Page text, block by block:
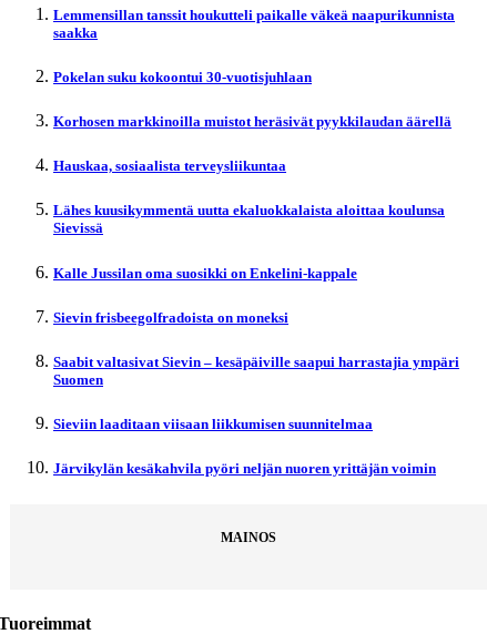
Lemmensillan tanssit houkutteli paikalle väkeä naapurikunnista
saakka
Pokelan suku kokoontui 30-vuotisjuhlaan
Korhosen markkinoilla muistot heräsivät pyykkilaudan äärellä
Hauskaa, sosiaalista terveysliikuntaa
Lähes kuusikymmentä uutta ekaluokkalaista aloittaa koulunsa
Sievissä
Kalle Jussilan oma suosikki on Enkelini-kappale
Sievin frisbeegolfradoista on moneksi
Saabit valtasivat Sievin – kesäpäiville saapui harrastajia ympäri
Suomen
Sieviin laaditaan viisaan liikkumisen suunnitelmaa
Järvikylän kesäkahvila pyöri neljän nuoren yrittäjän voimin
MAINOS